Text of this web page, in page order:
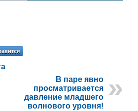
В паре явно
просматривается
давление младшего
волнового уровня!